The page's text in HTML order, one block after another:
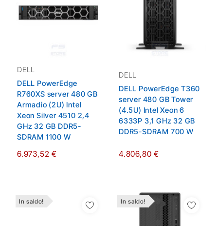
DELL
DELL PowerEdge
R760XS server 480 GB
Armadio (2U) Intel
Xeon Silver 4510 2,4
GHz 32 GB DDR5-
SDRAM 1100 W
6.973,52 €
DELL
DELL PowerEdge T360
server 480 GB Tower
(4.5U) Intel Xeon 6
6333P 3,1 GHz 32 GB
DDR5-SDRAM 700 W
4.806,80 €
In saldo! In saldo!